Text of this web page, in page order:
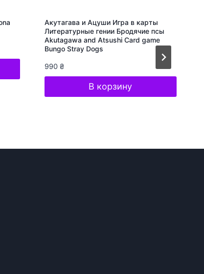
Акутагава и Ацуши Игра в карты
Литературные гении Бродячие псы
Akutagawa and Atsushi Card game
Bungo Stray Dogs
990 ₴
В корзину